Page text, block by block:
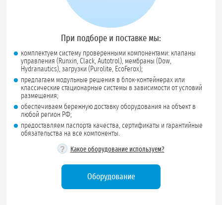
При подборе и поставке мы:
комплектуем систему проверенными компонентами: клапаны
управления (Runxin, Clack, Autotrol), мембраны (Dow,
Hydranautics), загрузки (Purolite, EcoFerox);
предлагаем модульные решения в блок-контейнерах или
классические стационарные системы в зависимости от условий
размещения;
обеспечиваем бережную доставку оборудования на объект в
любой регион РФ;
предоставляем паспорта качества, сертификаты и гарантийные
обязательства на все компоненты.
? Какое оборудование используем?
Оборудование